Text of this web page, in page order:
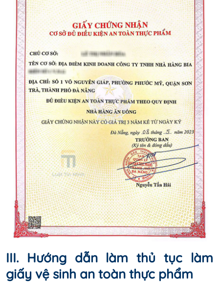
III. Hướng dẫn làm thủ tục làm
giấy vệ sinh an toàn thực phẩm